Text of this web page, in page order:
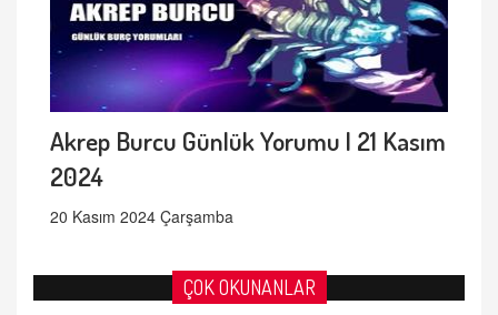
Akrep Burcu Günlük Yorumu | 21 Kasım
2024
20 Kasım 2024 Çarşamba
ÇOK OKUNANLAR